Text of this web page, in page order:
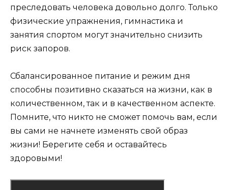
преследовать человека довольно долго. Только
физические упражнения, гимнастика и
занятия спортом могут значительно снизить
риск запоров.
Сбалансированное питание и режим дня
способны позитивно сказаться на жизни, как в
количественном, так и в качественном аспекте.
Помните, что никто не сможет помочь вам, если
вы сами не начнете изменять свой образ
жизни! Берегите себя и оставайтесь
здоровыми!